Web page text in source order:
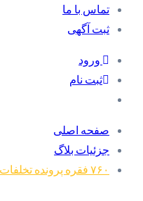
تماس با ما
ثبت آگهی
ورود
ثبت نام
صفحه اصلی
جزئیات بلاگ
۷۶۰ فقره پرونده تخلفات صنفی در قزوین تشکیل شد